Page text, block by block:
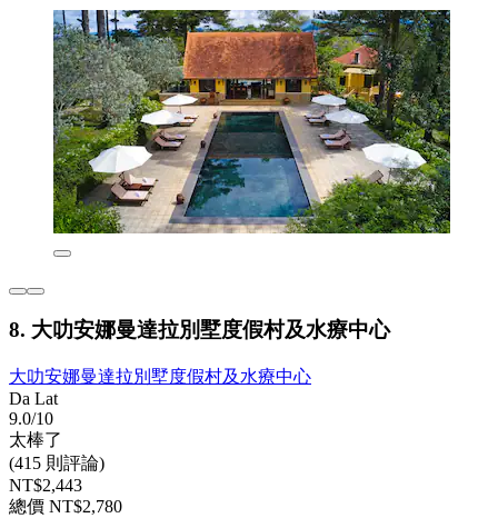
8. 大叻安娜曼達拉別墅度假村及水療中心
大叻安娜曼達拉別墅度假村及水療中心
Da Lat
9.0/10
太棒了
(415 則評論)
NT$2,443
總價 NT$2,780